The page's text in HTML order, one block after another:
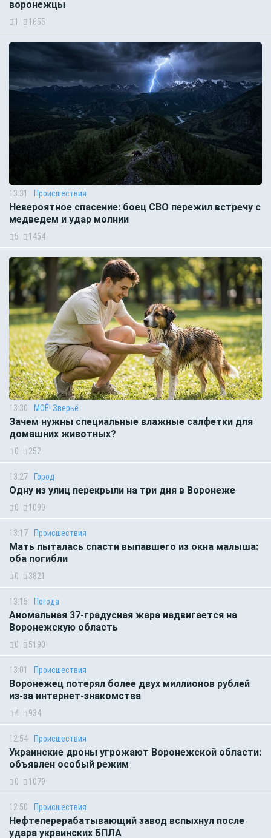
воронежцы
1 1655
13:31 Происшествия
Невероятное спасение: боец СВО пережил встречу с
медведем и удар молнии
5 1454
13:30 МОЁ! Зверьё
Зачем нужны специальные влажные салфетки для
домашних животных?
0 252
13:27 Город
Одну из улиц перекрыли на три дня в Воронеже
0 1099
13:17 Происшествия
Мать пыталась спасти выпавшего из окна малыша:
оба погибли
0 3821
13:15 Погода
Аномальная 37-градусная жара надвигается на
Воронежскую область
0 5190
13:01 Происшествия
Воронежец потерял более двух миллионов рублей
из-за интернет-знакомства
4 934
12:54 Происшествия
Украинские дроны угрожают Воронежской области:
объявлен особый режим
0 1079
12:50 Происшествия
Нефтеперерабатывающий завод вспыхнул после
удара украинских БПЛА